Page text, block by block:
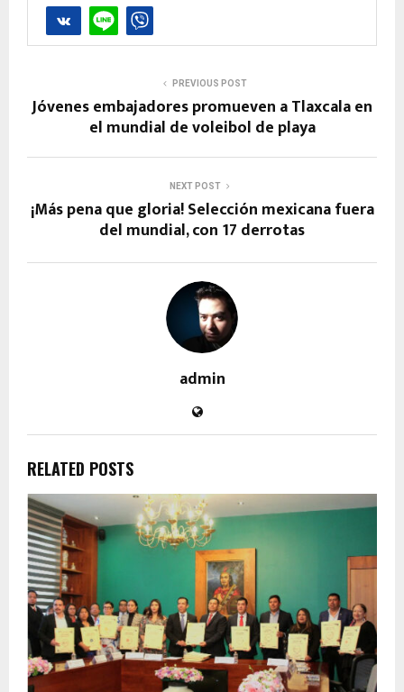
PREVIOUS POST
Jóvenes embajadores promueven a Tlaxcala en
el mundial de voleibol de playa
NEXT POST
¡Más pena que gloria! Selección mexicana fuera
del mundial, con 17 derrotas
admin
RELATED POSTS